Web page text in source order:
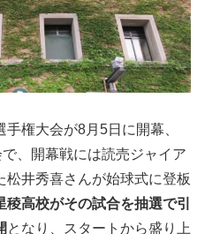
権大会が8月5日に開幕、
、開幕戦には読売ジャイア
松井秀喜さんが始球式に登板
稜高校がその試合を抽選で引
となり、スタートから盛り上